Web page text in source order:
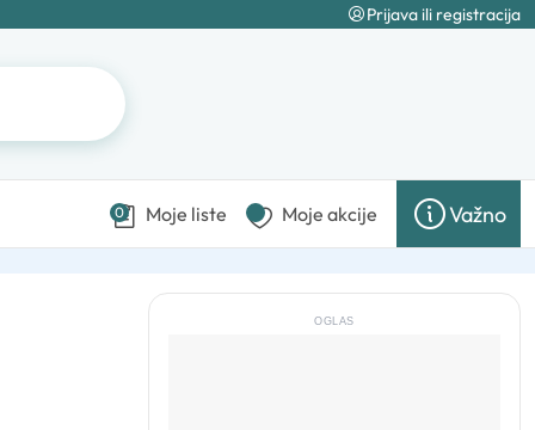
Prijava ili registracija
0 Moje liste Moje akcije Važno
OGLAS